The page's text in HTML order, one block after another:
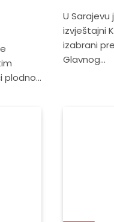
plodno…
U
izvještajni
izabrani
Glavnog…